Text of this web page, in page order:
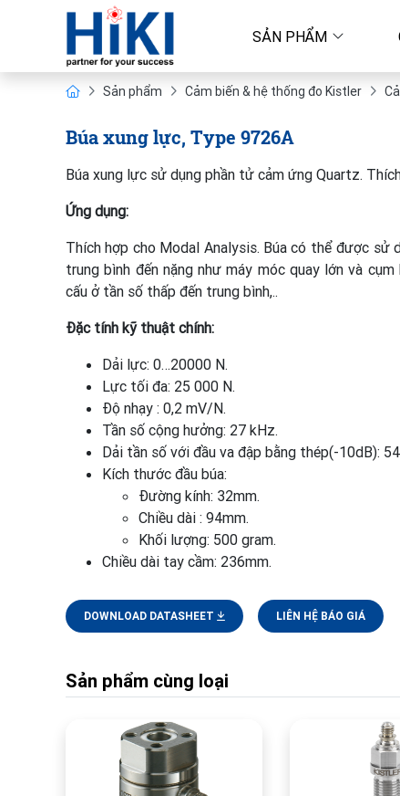
SẢN PHẨM
Sản phẩm Cảm biến & hệ thống đo Kistler
Búa xung lực, Type 9726A
Búa xung lực sử dụng phần tử cảm ứng Quartz.
Ứng dụng:
Thích hợp cho Modal Analysis. Búa có thể được
trung bình đến nặng như máy móc quay lớn và
cấu ở tần số thấp đến trung bình,..
Đặc tính kỹ thuật chính:
Dải lực: 0…20000 N.
Lực tối đa: 25 000 N.
Độ nhạy : 0,2 mV/N.
Tần số cộng hưởng: 27 kHz.
Dải tần số với đầu va đập bằng thép(-10dB):
Kích thước đầu búa:
Đường kính: 32mm.
Chiều dài : 94mm.
Khối lượng: 500 gram.
Chiều dài tay cầm: 236mm.
DOWNLOAD DATASHEET LIÊN HỆ BÁO GIÁ
Sản phẩm cùng loại